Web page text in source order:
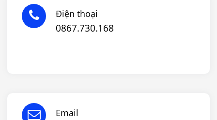
Điện thoại
0867.730.168
Email